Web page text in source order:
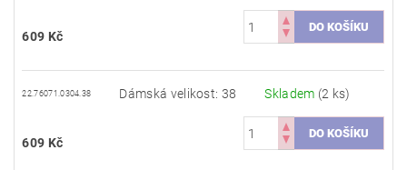
609 Kč
22.76071.0304.38 Dámská velikost: 38 Skladem (2 ks)
609 Kč